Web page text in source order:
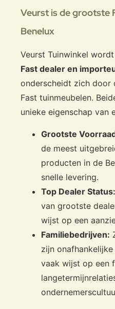
Veurst is de grootste
Benelux
Veurst Tuinwinkel
Fast dealer en
onderscheidt zich door
Fast tuinmeubelen.
unieke eigenschap van
Grootste
de meest
producten in de
snelle levering.
Top Dealer Status:
van grootste
wijst op een
Familiebedrijven:
zijn
vaak wijst op een